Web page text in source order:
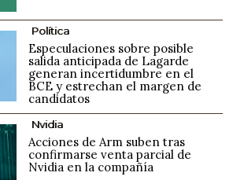
Política
Especulaciones sobre posible
salida anticipada de Lagarde
generan incertidumbre en el
BCE y estrechan el margen de
candidatos
Nvidia
Acciones de Arm suben tras
confirmarse venta parcial de
Nvidia en la compañía